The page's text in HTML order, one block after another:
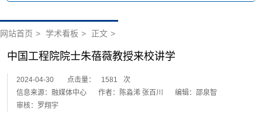
网站首页 > 学术看板 > 正文 >
中国工程院院士朱蓓薇教授来校讲学
2024-04-30 点击量： 1581
次
信息来源：融媒体中心
作者：陈淼浠 张百川
编辑：邵泉智
审核：罗翔宇